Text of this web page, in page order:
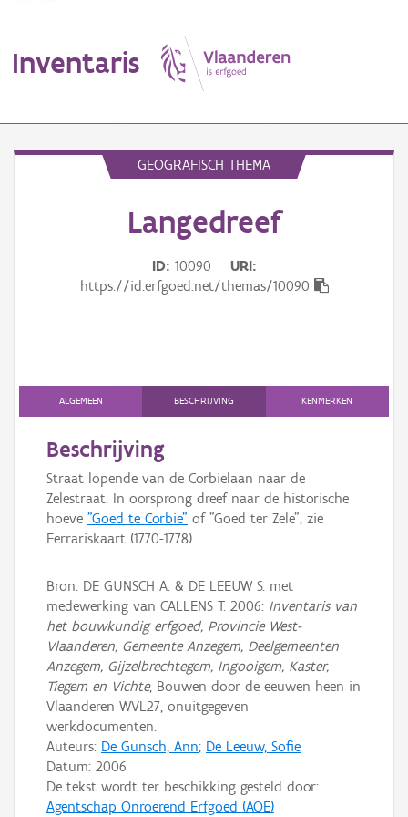
Inventaris
Persoon of collectief
Downloads
Hergebruik
Aanmelden
GEOGRAFISCH THEMA
Langedreef
ID 10090
URI
https://id.erfgoed.net/themas/10090
ALGEMEEN BESCHRIJVING KENMERKEN
Beschrijving
Straat lopende van de Corbielaan naar de
Zelestraat. In oorsprong dreef naar de historische
hoeve "Goed te Corbie" of "Goed ter Zele", zie
Ferrariskaart (1770-1778).
Bron: DE GUNSCH A. & DE LEEUW S. met
medewerking van CALLENS T. 2006: Inventaris van
het bouwkundig erfgoed, Provincie West-
Vlaanderen, Gemeente Anzegem, Deelgemeenten
Anzegem, Gijzelbrechtegem, Ingooigem, Kaster,
Tiegem en Vichte, Bouwen door de eeuwen heen in
Vlaanderen WVL27, onuitgegeven
werkdocumenten.
Auteurs: De Gunsch, Ann; De Leeuw, Sofie
Datum: 2006
De tekst wordt ter beschikking gesteld door:
Agentschap Onroerend Erfgoed (AOE)